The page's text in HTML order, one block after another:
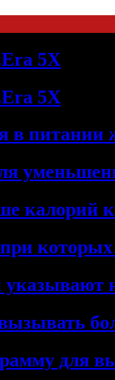
5X
5X
в питании
для